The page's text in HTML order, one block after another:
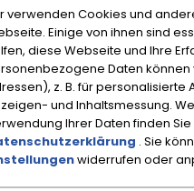
OHNE GEWÄHR,
verwenden Cookies und
Einige von ihnen sind
diese Webseite und Ihre
Daten können
z. B. für personalisierte
und Inhaltsmessung.
Ihrer Daten finden
. Sie
widerrufen oder